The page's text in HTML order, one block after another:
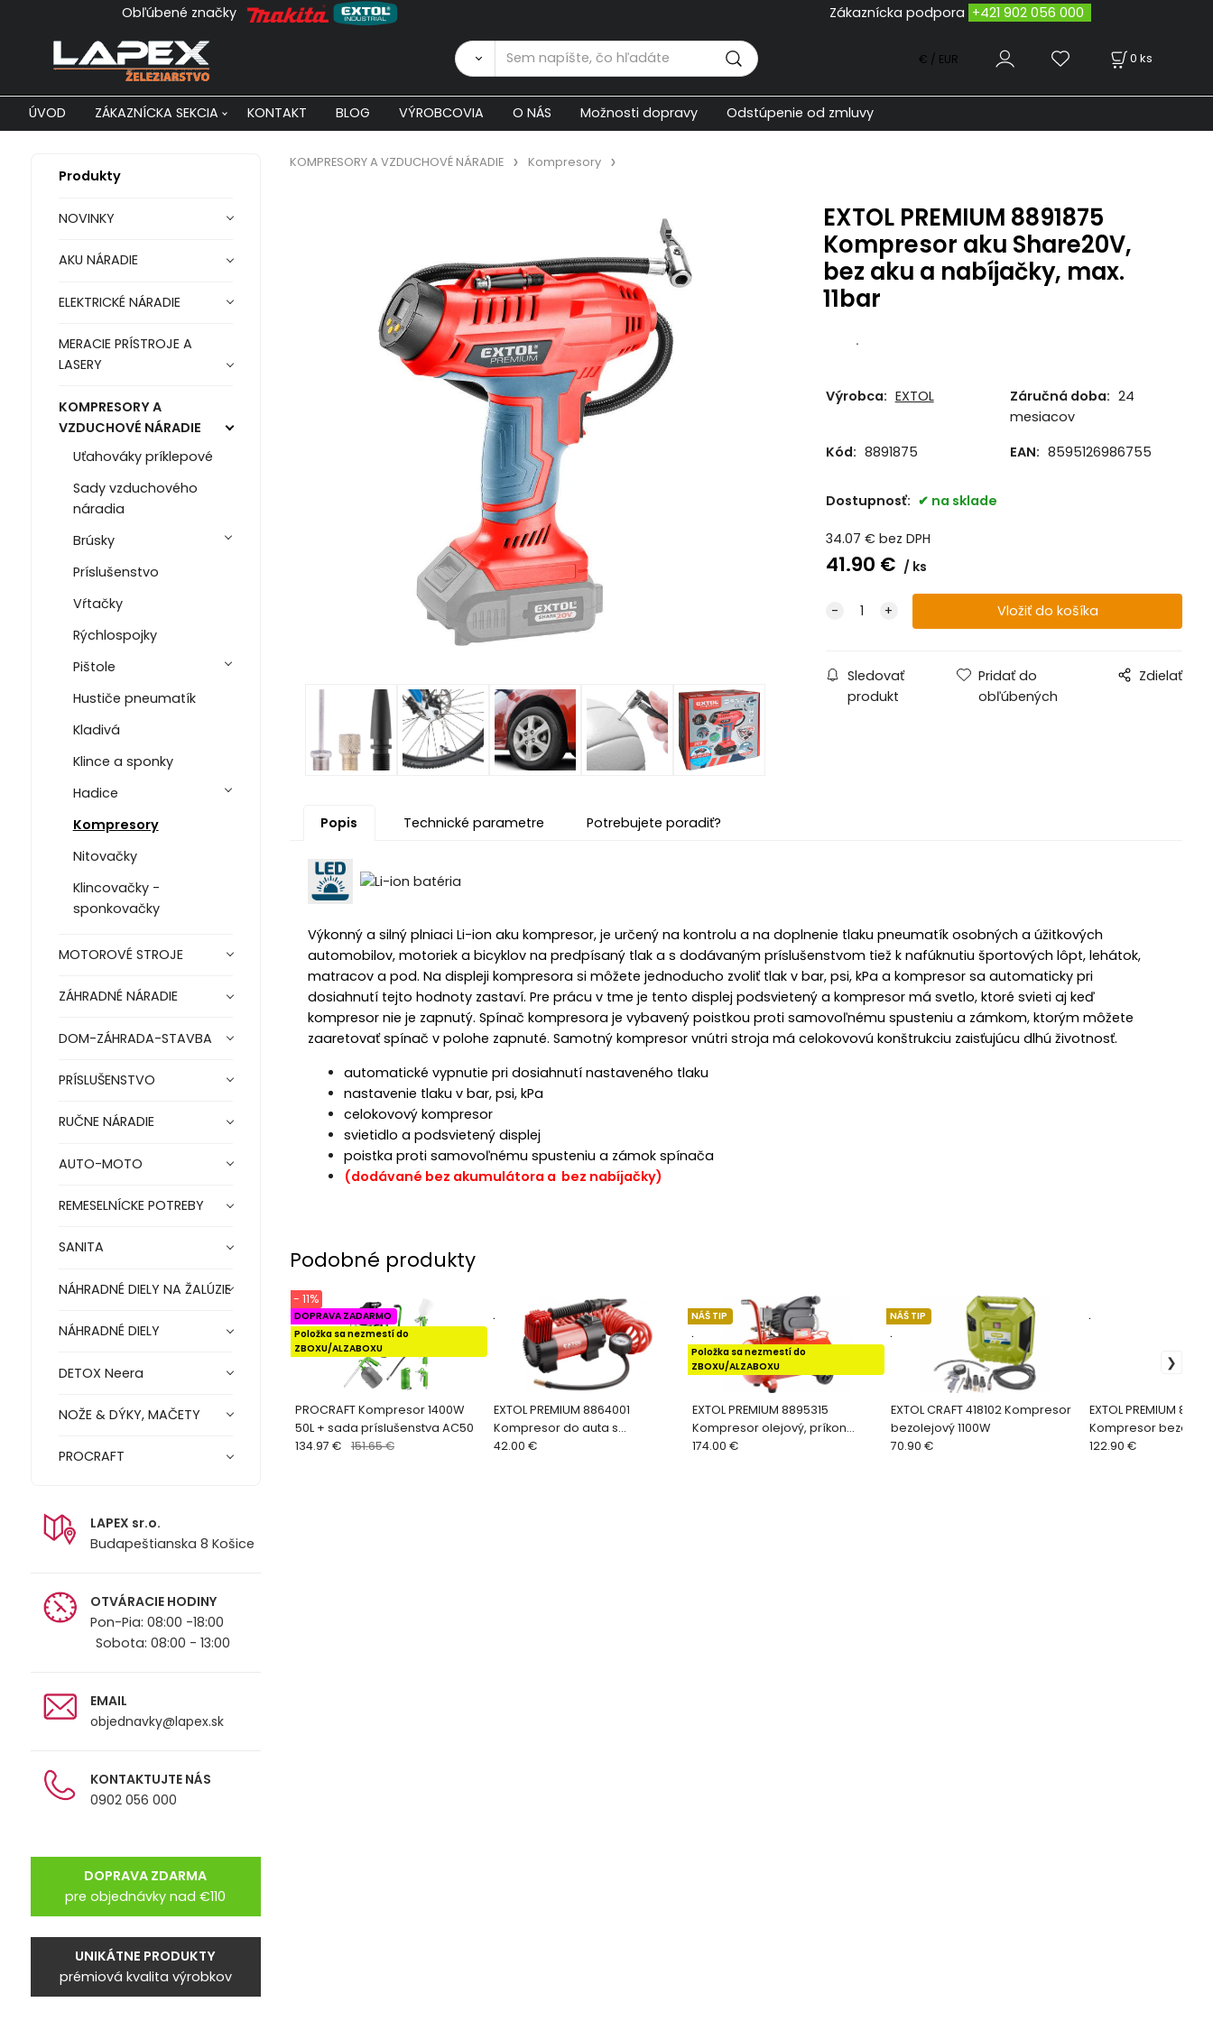
Obľúbené značky Zákaznícka podpora +421 902 056 000
0 ks
€ / EUR
ÚVOD ZÁKAZNÍCKA SEKCIA KONTAKT BLOG VÝROBCOVIA O NÁS Možnosti dopravy Odstúpenie od zmluvy
Produkty
NOVINKY
AKU NÁRADIE
ELEKTRICKÉ NÁRADIE
MERACIE PRÍSTROJE A
LASERY
KOMPRESORY A
VZDUCHOVÉ NÁRADIE
Uťahováky príklepové
Sady vzduchového
náradia
Brúsky
Príslušenstvo
Vŕtačky
Rýchlospojky
Pištole
Hustiče pneumatík
Kladivá
Klince a sponky
Hadice
Kompresory
Nitovačky
Klincovačky -
sponkovačky
MOTOROVÉ STROJE
ZÁHRADNÉ NÁRADIE
DOM-ZÁHRADA-STAVBA
PRÍSLUŠENSTVO
RUČNE NÁRADIE
AUTO-MOTO
REMESELNÍCKE POTREBY
SANITA
NÁHRADNÉ DIELY NA ŽALÚZIE
NÁHRADNÉ DIELY
DETOX Neera
NOŽE & DÝKY, MAČETY
PROCRAFT
LAPEX sr.o.
Budapeštianska 8 Košice
OTVÁRACIE HODINY
Pon-Pia: 08:00 -18:00
Sobota: 08:00 - 13:00
EMAIL
objednavky@lapex.sk
KONTAKTUJTE NÁS
0902 056 000
DOPRAVA ZDARMA
pre objednávky nad €110
UNIKÁTNE PRODUKTY
prémiová kvalita výrobkov
KOMPRESORY A VZDUCHOVÉ NÁRADIE Kompresory
EXTOL PREMIUM 8891875
Kompresor aku Share20V,
bez aku a nabíjačky, max.
11bar
.
Výrobca: EXTOL Záručná doba: 24
mesiacov
Kód: 8891875 EAN: 8595126986755
Dostupnosť: na sklade
34.07 € bez DPH
41.90 € ks
Sledovať
produkt
Pridať do
obľúbených
Zdielať
Popis Technické parametre Potrebujete poradiť?
Výkonný a silný plniaci Li-ion aku kompresor, je určený na kontrolu a na doplnenie tlaku pneumatík osobných a úžitkových
automobilov, motoriek a bicyklov na predpísaný tlak a s dodávaným príslušenstvom tiež k nafúknutiu športových lôpt, lehátok,
matracov a pod. Na displeji kompresora si môžete jednoducho zvoliť tlak v bar, psi, kPa a kompresor sa automaticky pri
dosiahnutí tejto hodnoty zastaví. Pre prácu v tme je tento displej podsvietený a kompresor má svetlo, ktoré svieti aj keď
kompresor nie je zapnutý. Spínač kompresora je vybavený poistkou proti samovoľnému spusteniu a zámkom, ktorým môžete
zaaretovať spínač v polohe zapnuté. Samotný kompresor vnútri stroja má celokovovú konštrukciu zaisťujúcu dlhú životnosť.
automatické vypnutie pri dosiahnutí nastaveného tlaku
nastavenie tlaku v bar, psi, kPa
celokovový kompresor
svietidlo a podsvietený displej
poistka proti samovoľnému spusteniu a zámok spínača
(dodávané bez akumulátora a bez nabíjačky)
Podobné produkty
PROCRAFT Kompresor 1400W
50L + sada príslušenstva AC50
DOPRAVA ZADARMO
Položka sa nezmestí do
ZBOXU/ALZABOXU
- 11%
134.97 € 151.65 €
EXTOL PREMIUM 8864001
Kompresor do auta s
tlakomerom 12V
.
42.00 €
EXTOL PREMIUM 8895315
Kompresor olejový, príkon
1,8kW, nádoba 50l, max. 8bar
NÁŠ TIP
.
Položka sa nezmestí do
ZBOXU/ALZABOXU
174.00 €
EXTOL CRAFT 418102 Kompresor
bezolejový 1100W
NÁŠ TIP
.
70.90 €
EXTOL PREMIUM
Kompresor
.
122.90 €